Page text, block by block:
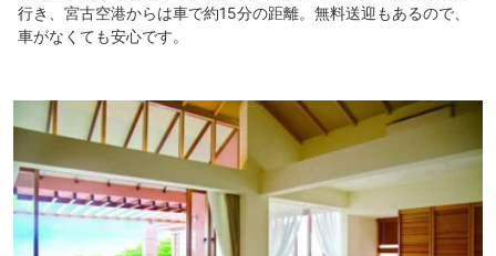
行き、宮古空港からは車で約15分の距離。無料送迎もあるので、
車がなくても安心です。